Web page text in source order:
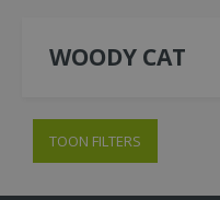
WOODY CAT
TOON FILTERS